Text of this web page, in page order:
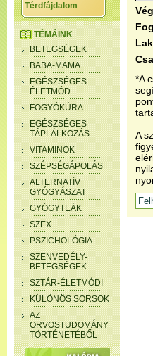
Térdfájdalom
TÉMÁINK
BETEGSÉGEK
BABA-MAMA
EGÉSZSÉGES
ÉLETMÓD
FOGYÓKÚRA
EGÉSZSÉGES
TÁPLÁLKOZÁS
VITAMINOK
SZÉPSÉGÁPOLÁS
ALTERNATÍV
GYÓGYÁSZAT
GYÓGYTEÁK
SZEX
PSZICHOLÓGIA
SZENVEDÉLY-
BETEGSÉGEK
SZTÁR-ÉLETMÓDI
KÜLÖNÖS SORSOK
AZ
ORVOSTUDOMÁNY
TÖRTÉNETÉBŐL
*A
A